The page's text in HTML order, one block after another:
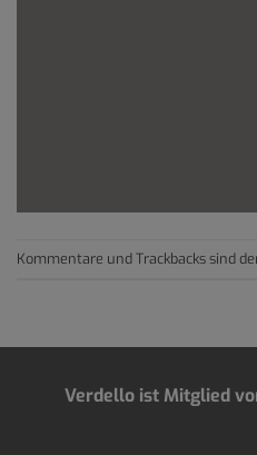
Kommentare und Trackbacks sind
Verdello ist Mitglied